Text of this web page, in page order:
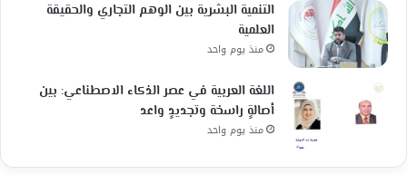
التنمية البشرية بين الوهم التجاري والحقيقة
العلمية
منذ يوم واحد
اللغة العربية في عصر الذكاء الاصطناعي: بين
أصالةٍ راسخة وتجديدٍ واعد
منذ يوم واحد